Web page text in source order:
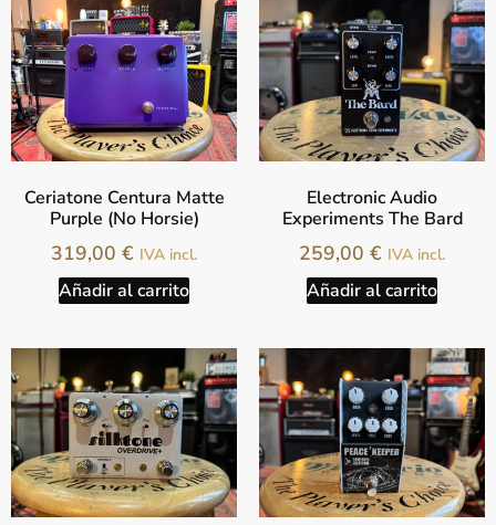
Ceriatone Centura Matte
Purple (No Horsie)
319,00 € IVA incl.
Añadir al carrito
Electronic Audio
Experiments The Bard
259,00 € IVA incl.
Añadir al carrito